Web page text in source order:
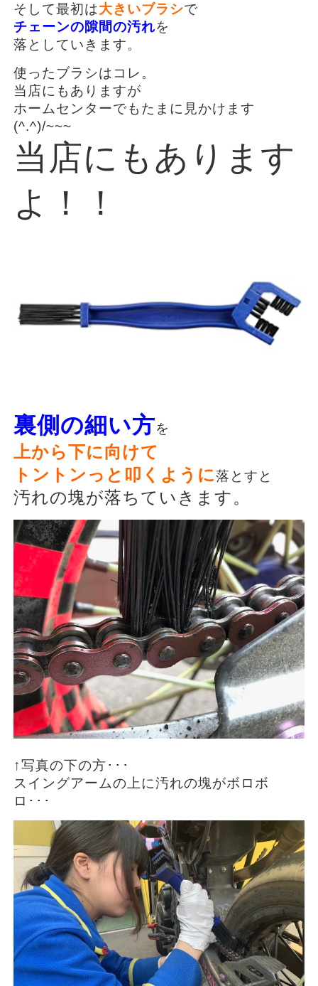
そして最初は大きいブラシで
チェーンの隙間の汚れを
落としていきます。
使ったブラシはコレ。
当店にもありますが
ホームセンターでもたまに見かけます
(^.^)/~~~
当店にもあります
よ！！
裏側の細い方を
上から下に向けて
トントンっと叩くように落とすと
汚れの塊が落ちていきます。
↑写真の下の方･･･
スイングアームの上に汚れの塊がボロボ
ロ･･･